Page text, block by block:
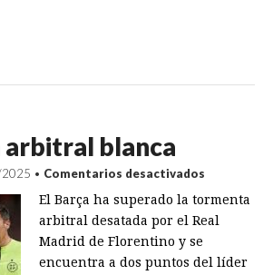
blanca
• Comentarios desactivados
arbitral
blanca
El Barça ha superado la tormenta
arbitral desatada por el Real
Madrid de Florentino y se
encuentra a dos puntos del líder